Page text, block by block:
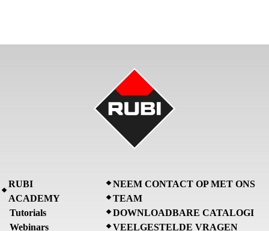
RUBI
ACADEMY
Tutorials
Webinars
NEEM CONTACT OP MET ONS
TEAM
DOWNLOADBARE CATALOGI
VEELGESTELDE VRAGEN